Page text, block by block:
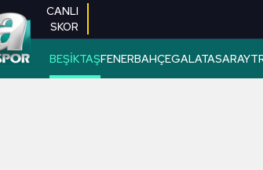
CANLI
SKOR
BEŞİKTAŞFENERBAHÇEGALATASARAY